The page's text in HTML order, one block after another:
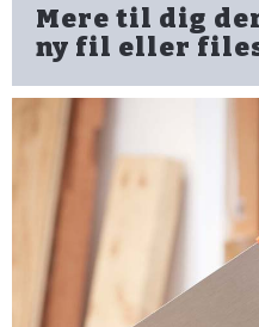
Mere til dig
ny fil eller